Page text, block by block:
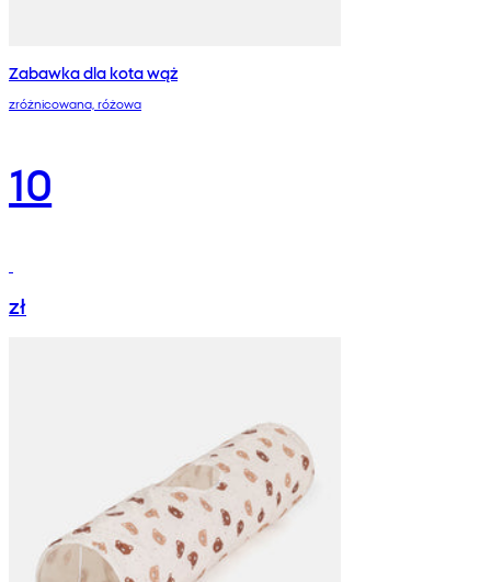
Zabawka dla kota wąż
zróżnicowana, różowa
10
zł